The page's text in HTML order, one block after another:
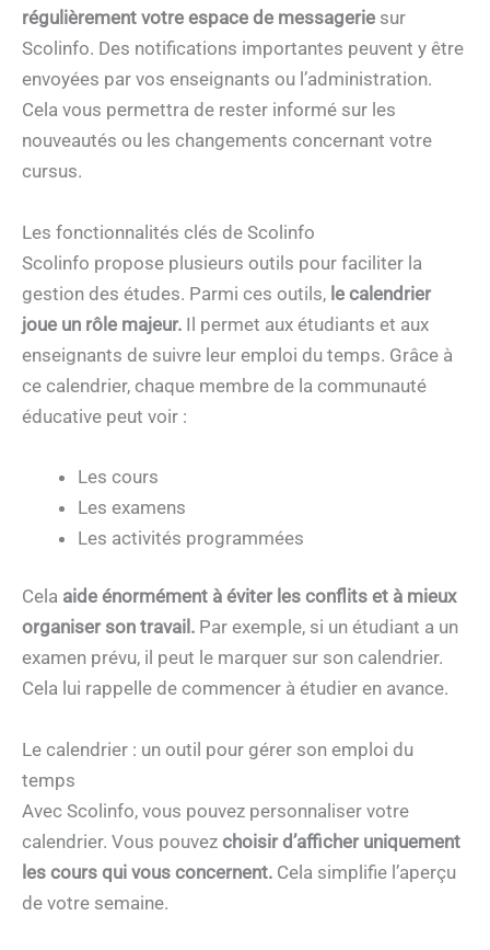
régulièrement votre espace de messagerie sur
Scolinfo. Des notifications importantes peuvent y être
envoyées par vos enseignants ou l’administration.
Cela vous permettra de rester informé sur les
nouveautés ou les changements concernant votre
cursus.
Les fonctionnalités clés de Scolinfo
Scolinfo propose plusieurs outils pour faciliter la
gestion des études. Parmi ces outils, le calendrier
joue un rôle majeur. Il permet aux étudiants et aux
enseignants de suivre leur emploi du temps. Grâce à
ce calendrier, chaque membre de la communauté
éducative peut voir :
Les cours
Les examens
Les activités programmées
Cela aide énormément à éviter les conflits et à mieux
organiser son travail. Par exemple, si un étudiant a un
examen prévu, il peut le marquer sur son calendrier.
Cela lui rappelle de commencer à étudier en avance.
Le calendrier : un outil pour gérer son emploi du
temps
Avec Scolinfo, vous pouvez personnaliser votre
calendrier. Vous pouvez choisir d’afficher uniquement
les cours qui vous concernent. Cela simplifie l’aperçu
de votre semaine.